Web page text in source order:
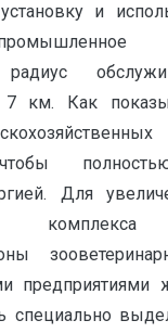
и
км. Как
Для
комплекса
предприятиями
специально